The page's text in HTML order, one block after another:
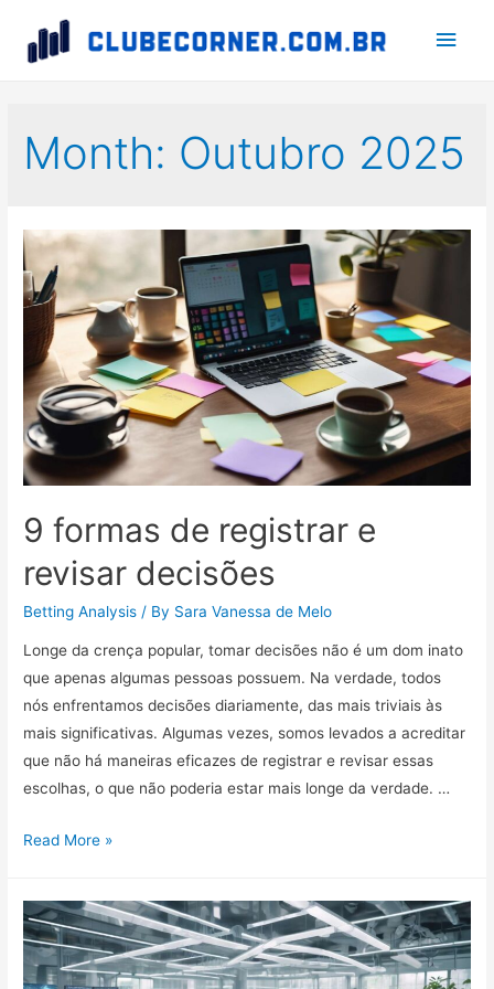
Main
Month: Outubro 2025
9 formas de registrar e
revisar decisões
Betting Analysis / By Sara Vanessa de Melo
Longe da crença popular, tomar decisões não é um dom inato
que apenas algumas pessoas possuem. Na verdade, todos
nós enfrentamos decisões diariamente, das mais triviais às
mais significativas. Algumas vezes, somos levados a acreditar
que não há maneiras eficazes de registrar e revisar essas
escolhas, o que não poderia estar mais longe da verdade. …
9
registrar
e
revisar
Read More »